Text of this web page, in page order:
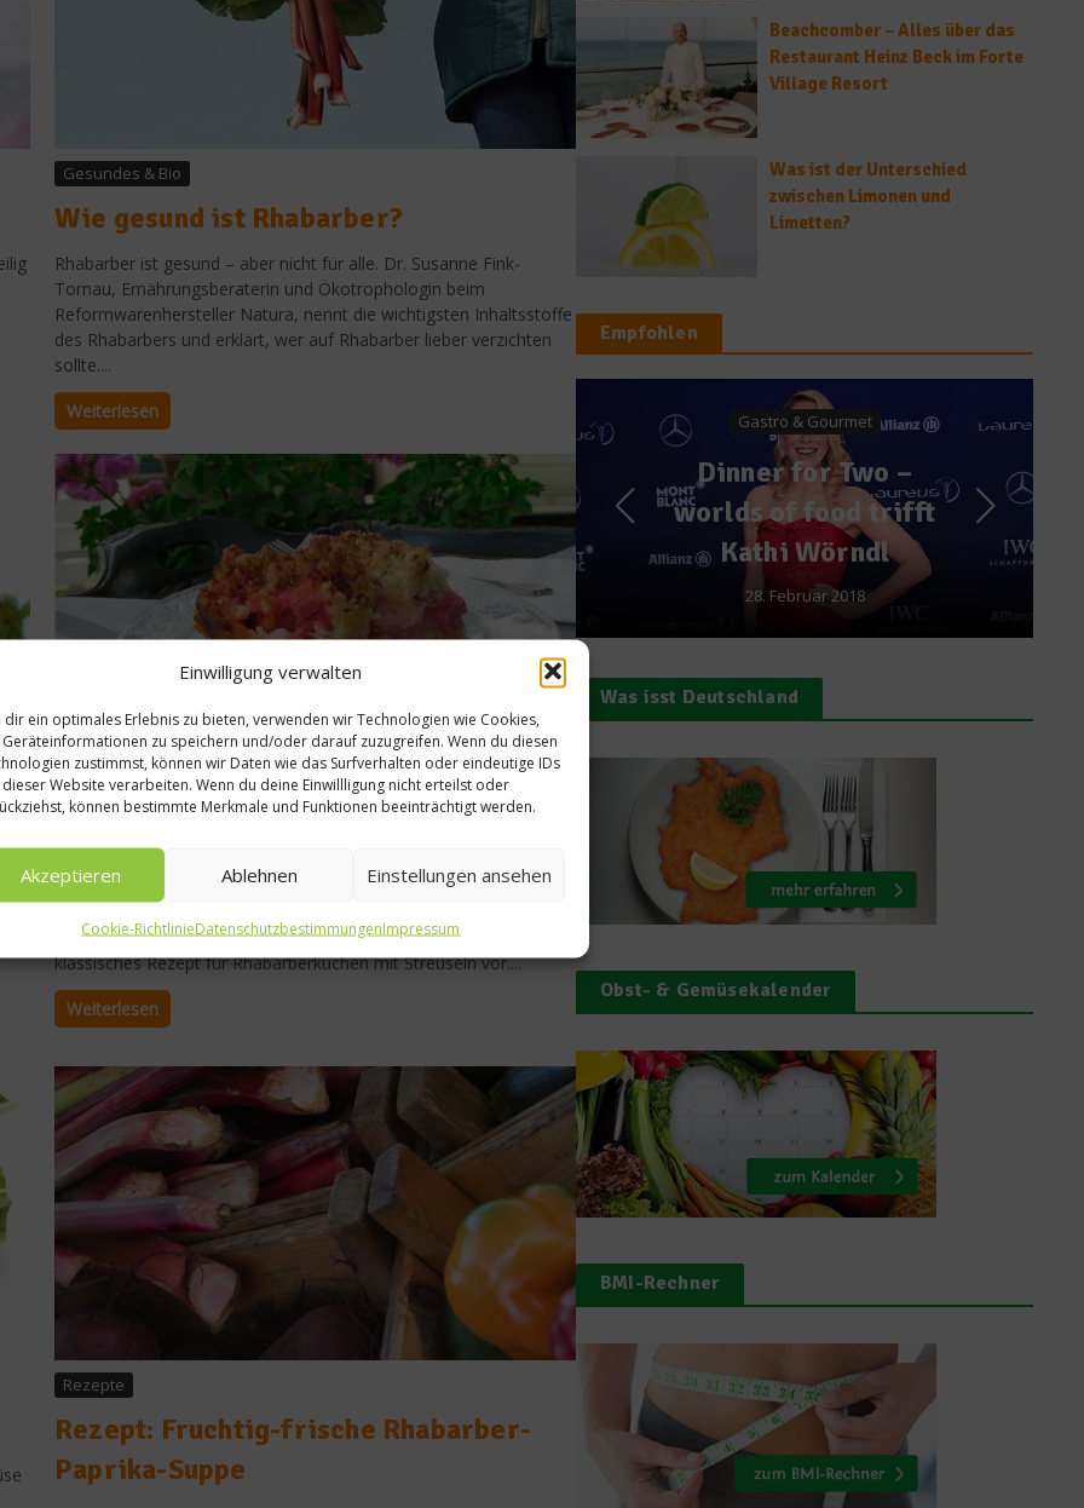
Einwilligung verwalten
dir ein optimales Erlebnis zu bieten, verwenden wir Technologien wie Cookies,
Geräteinformationen zu speichern und/oder darauf zuzugreifen. Wenn du diesen
zustimmst, können wir Daten wie das Surfverhalten oder eindeutige IDs
dieser Website verarbeiten. Wenn du deine Einwillligung nicht erteilst oder
können bestimmte Merkmale und Funktionen beeinträchtigt werden.
Akzeptieren Ablehnen Einstellungen ansehen
Cookie-RichtlinieDatenschutzbestimmungenImpressum
Gesundes & Bio
Wie gesund ist Rhabarber?
Rhabarber ist gesund – aber nicht für alle. Dr. Susanne Fink-
Tornau, Ernährungsberaterin und Ökotrophologin beim
Reformwarenhersteller Natura, nennt die wichtigsten Inhaltsstoffe
des Rhabarbers und erklärt, wer auf Rhabarber lieber verzichten
sollte....
Weiterlesen
Kochen & Rezepte
Rezept: Rhabarberkuchen mit Streuseln
In der Rhabarberzeit im Frühling ist man als Rhabarber-Liebhaber
dazu geneigt, so viel Rhabarber wie möglich zu verwerten: Ob als
Rhabarberkuchen. Rezepte gibt es zur genüge. Wir stellen ein
klassisches Rezept für Rhabarberkuchen mit Streuseln vor....
Weiterlesen
Rezepte
Rezept: Fruchtig-frische Rhabarber-
Paprika-Suppe
Beachcomber – Alles über das
Restaurant Heinz Beck im Forte
Village Resort
Was ist der Unterschied
zwischen Limonen und
Limetten?
Empfohlen
Dinner for Two –
worlds of food trifft
Kathi Wörndl
28. Februar 2018
Spitzenköche
Kochen mit Sternekoch
Martin Göschel
2. Dezember 2010
Was isst Deutschland
Obst- & Gemüsekalender
BMI-Rechner